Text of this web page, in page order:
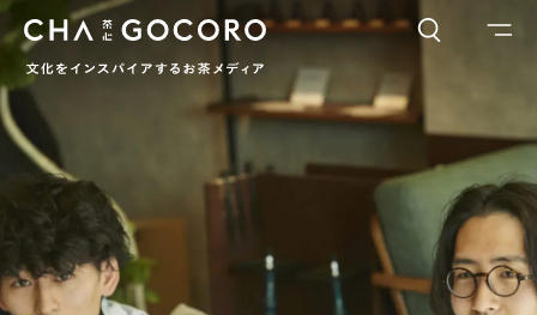
ワードでさがす
カテゴリでさがす
INTERVIEW CHAGOCORO TALK イベント 日本茶、再発見